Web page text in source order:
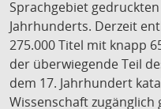
Sprachgebiet
Jahrhunderts. Derzeit
275.000 Titel mit knapp
der überwiegende Teil
dem 17. Jahrhundert
Wissenschaft zugänglich